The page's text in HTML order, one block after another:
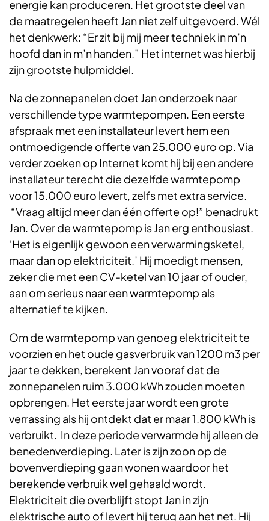
energie kan produceren. Het grootste deel van
de maatregelen heeft Jan niet zelf uitgevoerd. Wél
het denkwerk: “Er zit bij mij meer techniek in m’n
hoofd dan in m’n handen.” Het internet was hierbij
zijn grootste hulpmiddel.
Na de zonnepanelen doet Jan onderzoek naar
verschillende type warmtepompen. Een eerste
afspraak met een installateur levert hem een
ontmoedigende offerte van 25.000 euro op. Via
verder zoeken op Internet komt hij bij een andere
installateur terecht die dezelfde warmtepomp
voor 15.000 euro levert, zelfs met extra service.
“Vraag altijd meer dan één offerte op!” benadrukt
Jan. Over de warmtepomp is Jan erg enthousiast.
‘Het is eigenlijk gewoon een verwarmingsketel,
maar dan op elektriciteit.’ Hij moedigt mensen,
zeker die met een CV-ketel van 10 jaar of ouder,
aan om serieus naar een warmtepomp als
alternatief te kijken.
Om de warmtepomp van genoeg elektriciteit te
voorzien en het oude gasverbruik van 1200 m3 per
jaar te dekken, berekent Jan vooraf dat de
zonnepanelen ruim 3.000 kWh zouden moeten
opbrengen. Het eerste jaar wordt een grote
verrassing als hij ontdekt dat er maar 1.800 kWh is
verbruikt. In deze periode verwarmde hij alleen de
benedenverdieping. Later is zijn zoon op de
bovenverdieping gaan wonen waardoor het
berekende verbruik wel gehaald wordt.
Elektriciteit die overblijft stopt Jan in zijn
elektrische auto of levert hij terug aan het net. Hij